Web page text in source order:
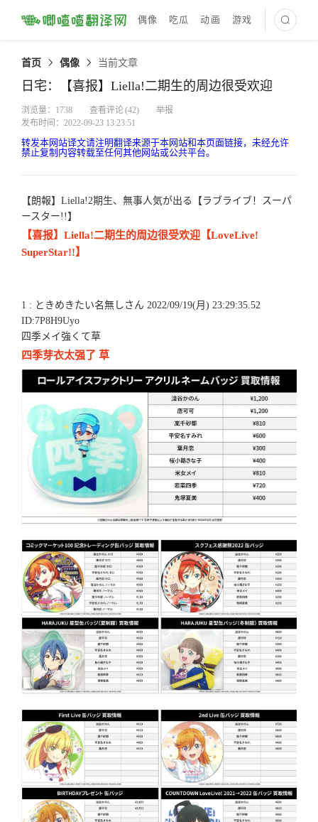
偶像 吃瓜 动画 游戏 最新译文
首页 偶像 当前文章
日宅：【喜报】Liella!二期生的周边很受欢迎
浏览量：1738 查看评论(42)
举报
发布时间：2022-09-23 13:23:51
转发本网站译文请注明翻译来源于本网站和本页面链接，未经允许
禁止复制内容转载至任何其他网站或公共平台。
【朗報】Liella!2期生、無事人気が出る【ラブライブ！スーパ
ースター!!】
【喜报】Liella!二期生的周边很受欢迎【LoveLive!
SuperStar!!】
1 : ときめきたい名無しさん 2022/09/19(月) 23:29:35.52
ID:7P8H9Uyo
四季メイ強くて草
四季芽衣太强了 草